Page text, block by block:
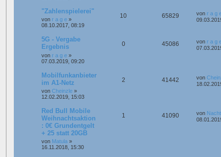
"Zahlenspielerei"
von r a g e »
08.10.2017, 08:19
10 65829 von r a g
5G - Vergabe
Ergebnis
von r a g e »
07.03.2019, 09:20
0 45086 von r a g
Mobilfunkanbieter
im A1-Netz
von Cheinzle »
12.02.2019, 15:03
2 41442 von
Red Bull Mobile
Weihnachtsaktion
: 0€ Grundentgelt
+ 25 statt 20GB
von Matula »
16.11.2018, 15:30
1 41090 von